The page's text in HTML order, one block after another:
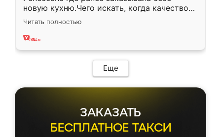
новую кухню.Чего искать, когда качеством
вполне довольна. Служит кухня уже почти
два года, нареканий нет.
Читать полностью
Еще
ЗАКАЗАТЬ
БЕСПЛАТНОЕ ТАКСИ